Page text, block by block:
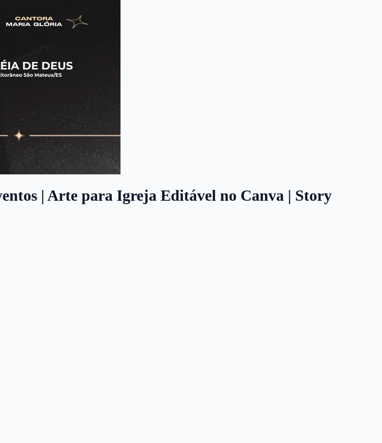
| Arte para Igreja Editável no Canva | Story